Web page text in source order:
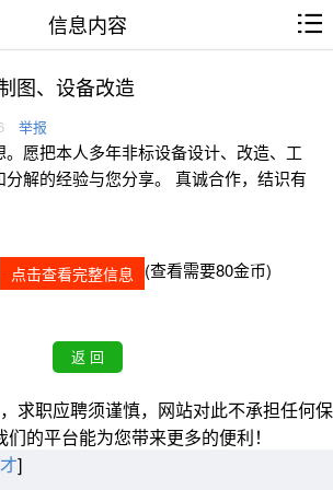
信息内容
图、设备改造
举报
愿把本人多年非标设备设计、改造、工
解的经验与您分享。 真诚合作，结识有
点击查看完整信息 (查看需要80金币)
求职应聘须谨慎，网站对此不承担任何保
的平台能为您带来更多的便利！
]